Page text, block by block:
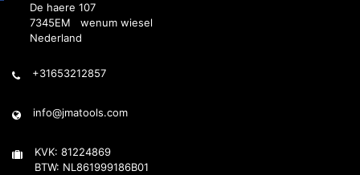
De haere 107
7345EM wenum wiesel
Nederland
+31653212857
info@jmatools.com
KVK: 81224869
BTW: NL861999186B01